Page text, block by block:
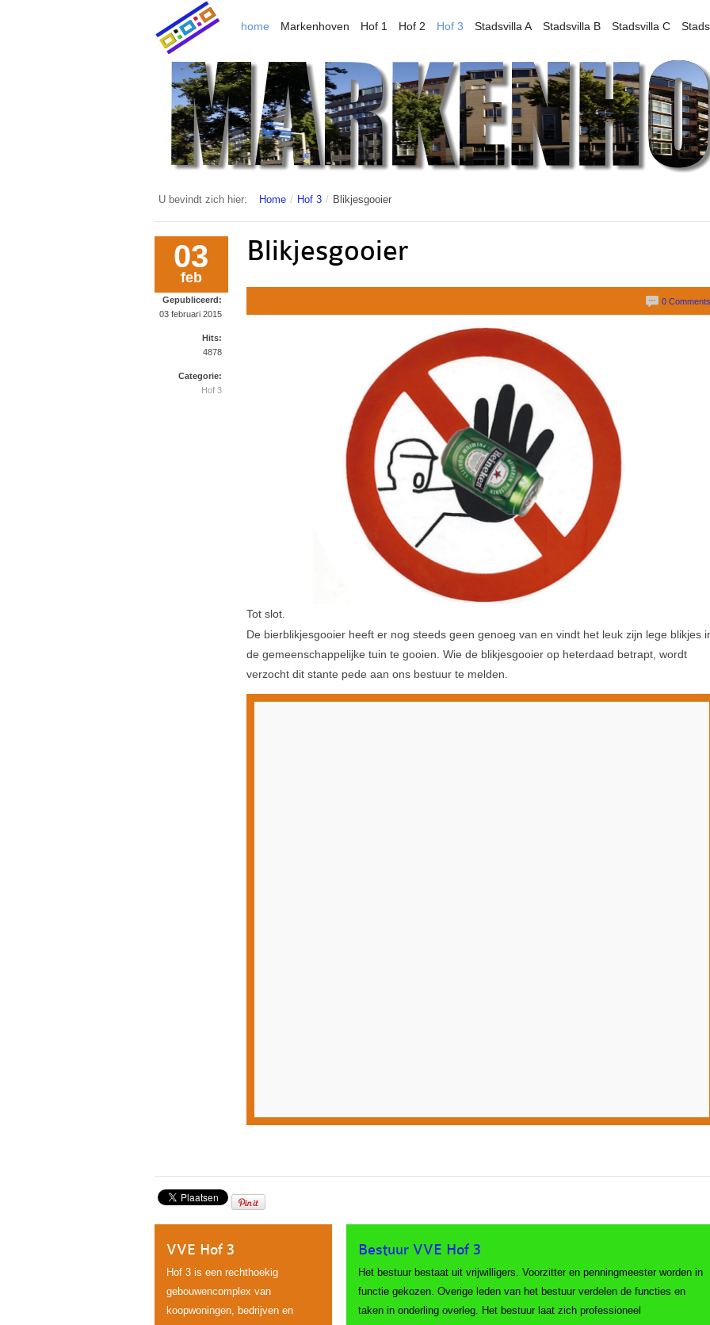
home Markenhoven Hof 1 Hof 2 Hof 3 Stadsvilla A Stadsvilla B Stadsvilla C
U bevindt zich hier: Home / Hof 3 / Blikjesgooier
03
feb
Gepubliceerd:
03 februari 2015
Hits:
4878
Categorie:
Hof 3
Blikjesgooier
0 Comments
Tot slot.
De bierblikjesgooier heeft er nog steeds geen genoeg van en vindt het leuk zijn lege blikjes
de gemeenschappelijke tuin te gooien. Wie de blikjesgooier op heterdaad betrapt, wordt
verzocht dit stante pede aan ons bestuur te melden.
VVE Hof 3
Hof 3 is een rechthoekig
gebouwencomplex van
koopwoningen, bedrijven en
Bestuur VVE Hof 3
Het bestuur bestaat uit vrijwilligers. Voorzitter en penningmeester worden in
functie gekozen. Overige leden van het bestuur verdelen de functies en
taken in onderling overleg. Het bestuur laat zich professioneel